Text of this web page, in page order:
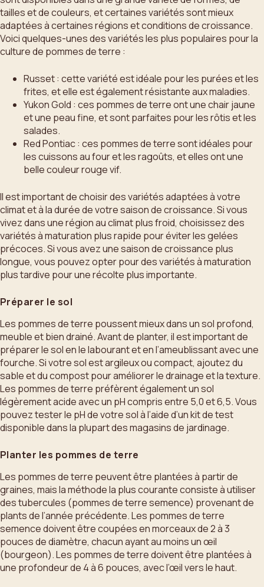
tailles et de couleurs, et certaines variétés sont mieux
adaptées à certaines régions et conditions de croissance.
Voici quelques-unes des variétés les plus populaires pour la
culture de pommes de terre :
Russet : cette variété est idéale pour les purées et les
frites, et elle est également résistante aux maladies.
Yukon Gold : ces pommes de terre ont une chair jaune
et une peau fine, et sont parfaites pour les rôtis et les
salades.
Red Pontiac : ces pommes de terre sont idéales pour
les cuissons au four et les ragoûts, et elles ont une
belle couleur rouge vif.
Il est important de choisir des variétés adaptées à votre
climat et à la durée de votre saison de croissance. Si vous
vivez dans une région au climat plus froid, choisissez des
variétés à maturation plus rapide pour éviter les gelées
précoces. Si vous avez une saison de croissance plus
longue, vous pouvez opter pour des variétés à maturation
plus tardive pour une récolte plus importante.
Préparer le sol
Les pommes de terre poussent mieux dans un sol profond,
meuble et bien drainé. Avant de planter, il est important de
préparer le sol en le labourant et en l’ameublissant avec une
fourche. Si votre sol est argileux ou compact, ajoutez du
sable et du compost pour améliorer le drainage et la texture.
Les pommes de terre préfèrent également un sol
légèrement acide avec un pH compris entre 5,0 et 6,5. Vous
pouvez tester le pH de votre sol à l’aide d’un kit de test
disponible dans la plupart des magasins de jardinage.
Planter les pommes de terre
Les pommes de terre peuvent être plantées à partir de
graines, mais la méthode la plus courante consiste à utiliser
des tubercules (pommes de terre semence) provenant de
plants de l’année précédente. Les pommes de terre
semence doivent être coupées en morceaux de 2 à 3
pouces de diamètre, chacun ayant au moins un œil
(bourgeon). Les pommes de terre doivent être plantées à
une profondeur de 4 à 6 pouces, avec l’œil vers le haut.